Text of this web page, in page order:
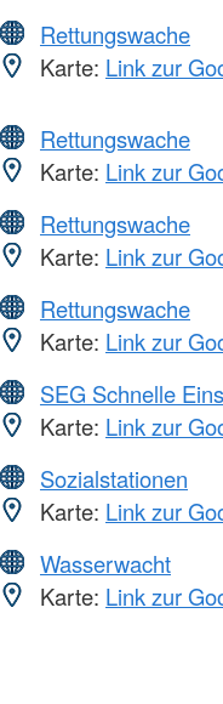
Rettungswache
Karte: Link zur
Rettungswache
Karte: Link zur
Rettungswache
Karte: Link zur
Rettungswache
Karte: Link zur
SEG Schnelle
Karte: Link zur
Sozialstationen
Karte: Link zur
Wasserwacht
Karte: Link zur